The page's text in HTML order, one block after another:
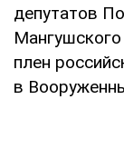
депутатов
плен
в